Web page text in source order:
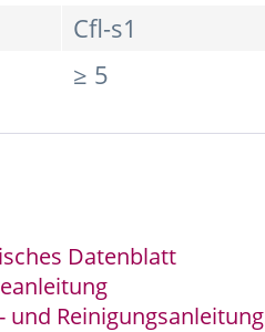
Cfl-s1
≥ 5
Datenblatt
Reinigungsanleitung